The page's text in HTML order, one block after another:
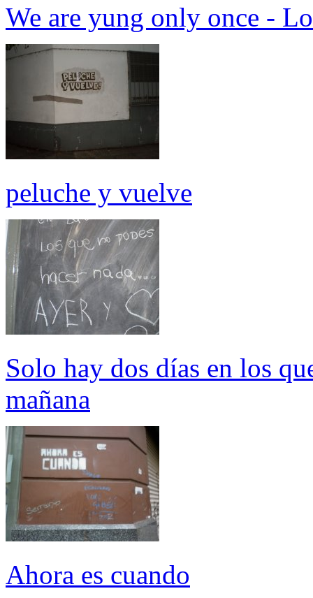
We are yung only once -
peluche y vuelve
Solo hay dos días en los
mañana
Ahora es cuando